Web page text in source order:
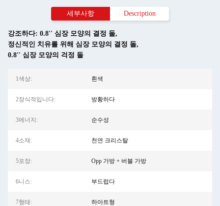
세부사항 Description
강조하다: 0.8'' 심장 모양의 결정 돌,
정신적인 치유를 위해 심장 모양의 결정 돌,
0.8'' 심장 모양의 걱정 돌
1색상: 흰색
2장식적입니다: 방황하다
3에너지: 순수성
4소재: 천연 크리스탈
5포장: Opp 가방 + 버블 가방
6니스: 부드럽다
7형태: 하아트형